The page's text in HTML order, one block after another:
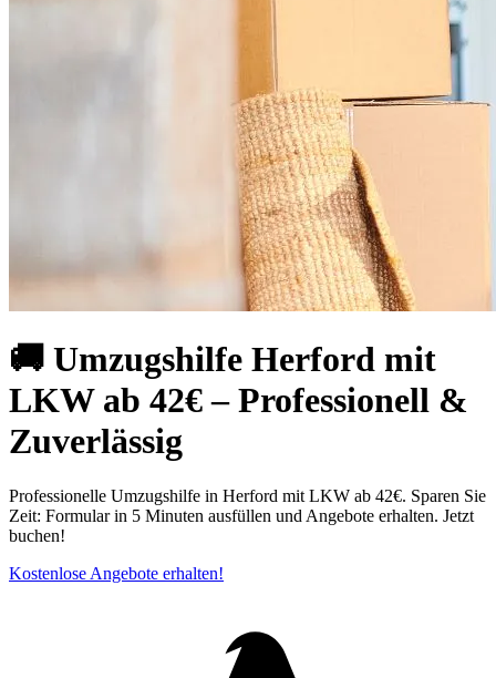
🚚 Umzugshilfe Herford mit
LKW ab 42€ – Professionell &
Zuverlässig
Professionelle Umzugshilfe in Herford mit LKW ab 42€. Sparen Sie
Zeit: Formular in 5 Minuten ausfüllen und Angebote erhalten. Jetzt
buchen!
Kostenlose Angebote erhalten!